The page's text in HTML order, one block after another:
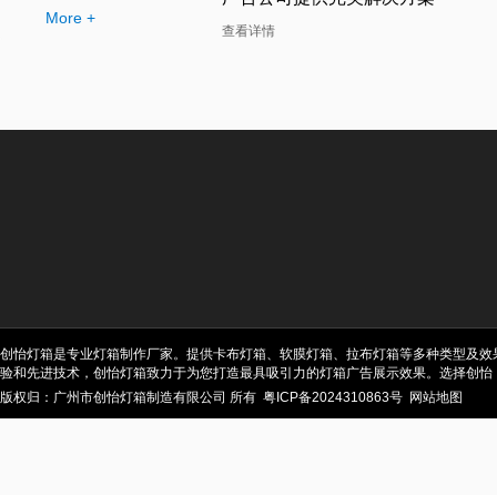
More +
查看详情
创怡灯箱是专业灯箱制作厂家。提供卡布灯箱、软膜灯箱、拉布灯箱等多种类型及
验和先进技术，创怡灯箱致力于为您打造最具吸引力的灯箱广告展示效果。选择创怡
版权归：广州市创怡灯箱制造有限公司 所有 粤ICP备2024310863号 网站地图